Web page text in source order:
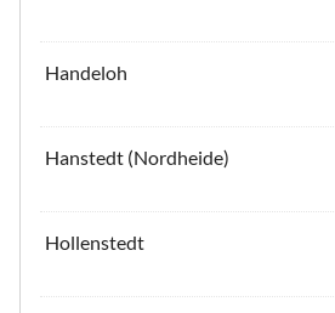
Handeloh
Hanstedt (Nordheide)
Hollenstedt